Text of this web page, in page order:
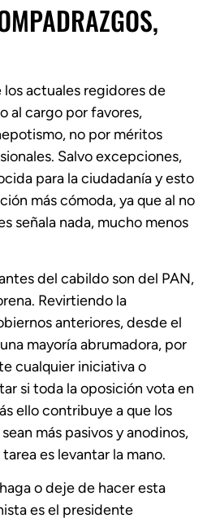
los actuales regidores de
al cargo por favores,
no por méritos
Salvo excepciones,
para la ciudadanía y esto
más cómoda, ya que al no
señala nada, mucho menos
del cabildo son del PAN,
Revirtiendo la
anteriores, desde el
mayoría abrumadora, por
cualquier iniciativa o
si toda la oposición vota en
ello contribuye a que los
más pasivos y anodinos,
es levantar la mano.
o deje de hacer esta
es el presidente